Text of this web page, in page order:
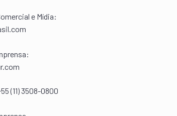
e Mídia:
(11) 3508-0800